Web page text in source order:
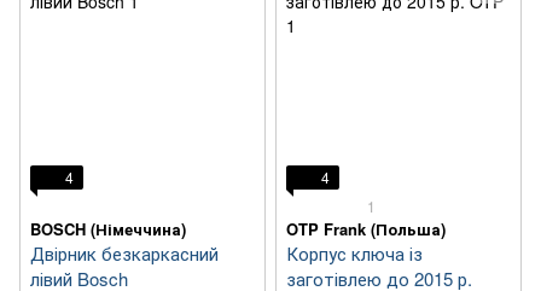
4
BOSCH (Німеччина)
Двірник безкаркасний
лівий Bosch
4
1
OTP Frank (Польша)
Корпус ключа із
заготівлею до 2015 р.